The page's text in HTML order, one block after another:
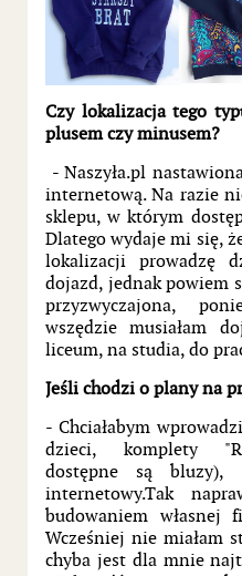
Czy lokalizacja tego
plusem czy minusem?
- Naszyła.pl
internetową. Na razie
sklepu, w którym
Dlatego wydaje mi się,
lokalizacji prowadzę
dojazd, jednak powiem
przyzwyczajona,
wszędzie musiałam
liceum, na studia, do
Jeśli chodzi o plany na
- Chciałabym
dzieci, komplety
dostępne są bluzy),
internetowy.Tak
budowaniem własnej
Wcześniej nie miałam
chyba jest dla mnie